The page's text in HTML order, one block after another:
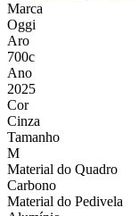
Marca
Oggi
Aro
700c
Ano
2025
Cor
Cinza
Tamanho
M
Material do Quadro
Carbono
Material do Pedivela